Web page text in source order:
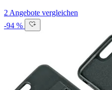
2 Angebote vergleichen
-94 %